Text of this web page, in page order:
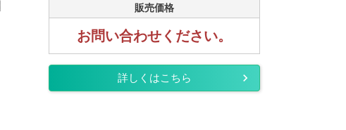
販売価格
お問い合わせください。
詳しくはこちら